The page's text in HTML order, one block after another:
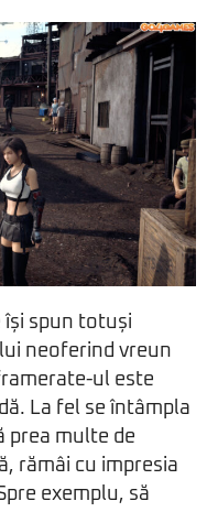
își spun totuși
neoferind vreun
ul este
La fel se întâmpla
prea multe de
rămâi cu impresia
exemplu, să